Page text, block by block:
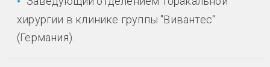
хирургии в клинике группы "Вивантес"
(Германия).